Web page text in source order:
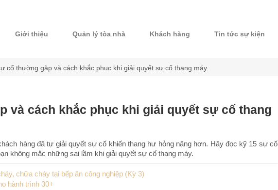
Giới thiệu Quản lý tòa nhà Khách hàng Tin tức sự kiện
cố thường gặp và cách khắc phục khi giải quyết sự cố thang máy.
và cách khắc phục khi giải quyết sự cố thang
hàng đã tự giải quyết sự cố khiến thang hư hỏng nặng hơn. Hãy đọc kỹ 15 sự cố
không mắc những sai lầm khi giải quyết sự cố thang máy.
chữa cháy tại bếp ăn công nghiệp (Kỳ 3)
hành trình 30+